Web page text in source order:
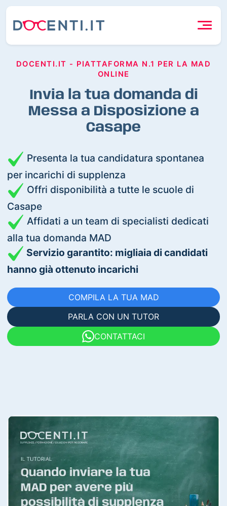
DOCENTI.IT - PIATTAFORMA N.1 PER LA MAD
ONLINE
Invia la tua domanda di
Messa a Disposizione a
Casape
Presenta la tua candidatura spontanea
per incarichi di supplenza
Offri disponibilità a tutte le scuole di
Casape
Affidati a un team di specialisti dedicati
alla tua domanda MAD
Servizio garantito: migliaia di candidati
hanno già ottenuto incarichi
COMPILA LA TUA MAD
PARLA CON UN TUTOR
CONTATTACI